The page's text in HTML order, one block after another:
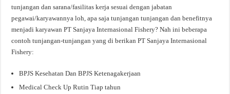
tunjangan dan sarana/fasilitas kerja sesuai dengan jabatan
pegawai/karyawannya loh, apa saja tunjangan tunjangan dan benefitnya
menjadi karyawan PT Sanjaya Internasional Fishery? Nah ini beberapa
contoh tunjangan-tunjangan yang di berikan PT Sanjaya Internasional
Fishery:
BPJS Kesehatan Dan BPJS Ketenagakerjaan
Medical Check Up Rutin Tiap tahun